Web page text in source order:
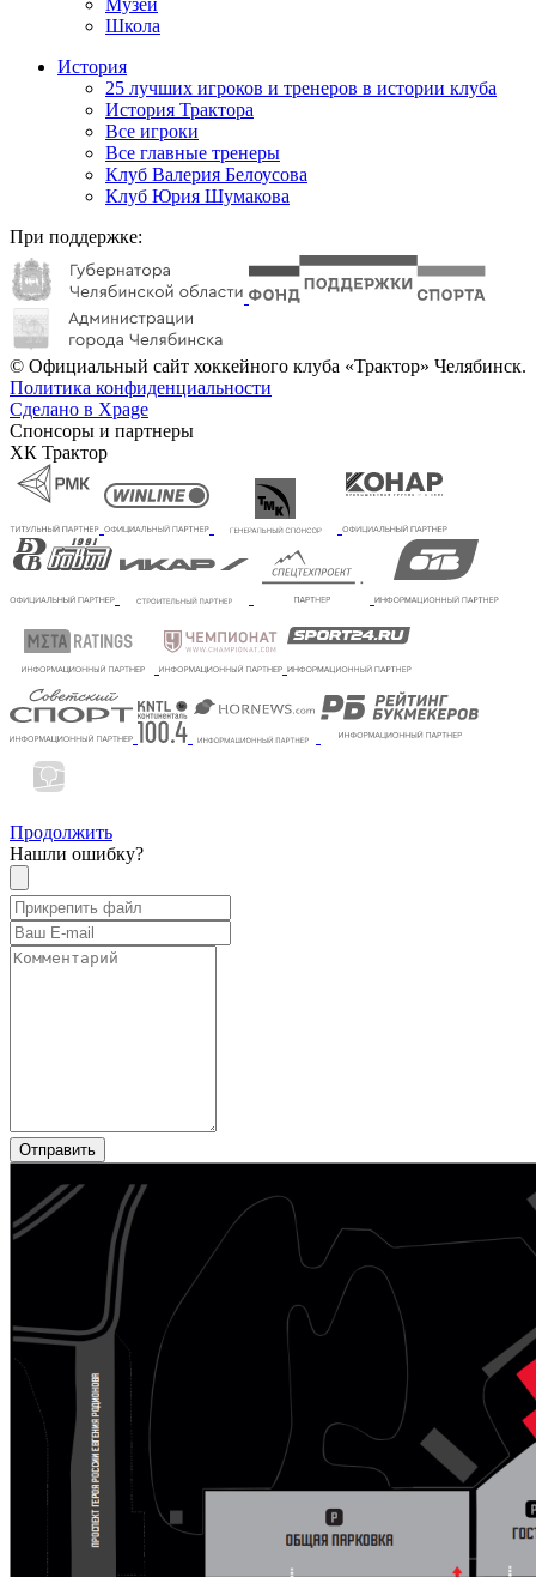
Школа
История
25 лучших игроков и тренеров в истории клуба
История Трактора
Все игроки
Все главные тренеры
Клуб Валерия Белоусова
Клуб Юрия Шумакова
При поддержке:
© Официальный сайт хоккейного клуба «Трактор» Челябинск.
Политика конфиденциальности
Сделано в Xpage
Спонсоры и партнеры
ХК Трактор
Продолжить
Нашли ошибку?